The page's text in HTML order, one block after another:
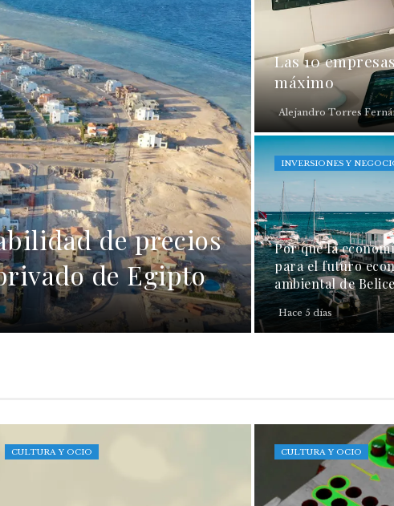
de precios
de Egipto
Las 10
máximo
Alejandro Torres
INVERSIONES Y
Por qué la
para el futuro
ambiental de
Hace 5 días
CULTURA Y OCIO CULTURA Y OCIO